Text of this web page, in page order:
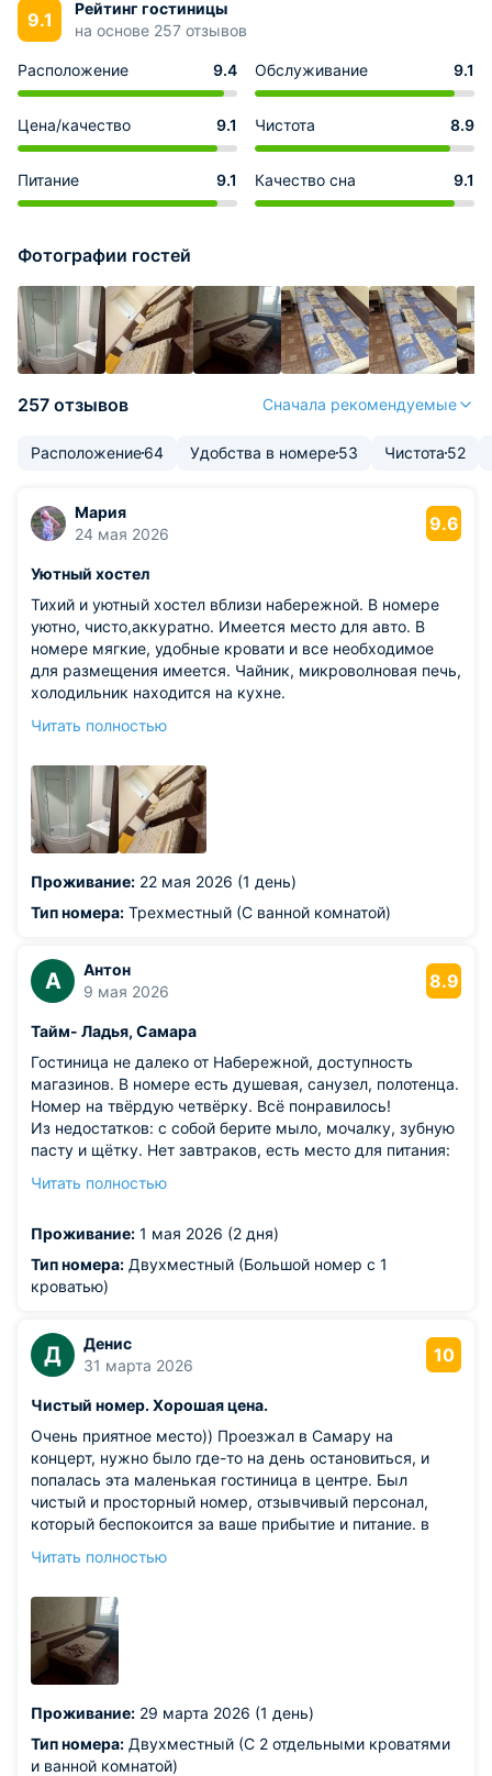
9.1
Рейтинг гостиницы
на основе 257 отзывов
Расположение 9.4 Обслуживание 9.1
Цена/качество 9.1 Чистота 8.9
Питание 9.1 Качество сна 9.1
Фотографии гостей
257 отзывов Сначала рекомендуемые
Расположение64 Удобства в номере53 Чистота 52
Мария
24 мая 2026
9.6
Уютный хостел
Тихий и уютный хостел вблизи набережной. В номере
уютно, чисто,аккуратно. Имеется место для авто. В
номере мягкие, удобные кровати и все необходимое
для размещения имеется. Чайник, микроволновая печь,
холодильник находится на кухне.
останавливаться во-многих хостелах,гостиницах, на
подлежит употреблению-куллер с водой. Не хватает и у
Вас))
Читать полностью
Проживание: 22 мая 2026 (1 день)
Тип номера: Трехместный (С ванной комнатой)
А
Антон
9 мая 2026
8.9
Тайм- Ладья, Самара
Гостиница не далеко от Набережной, доступность
магазинов. В номере есть душевая, санузел, полотенца.
Номер на твёрдую четвёрку. Всё понравилось!
Из недостатков: с собой берите мыло, мочалку, зубную
пасту и щётку. Нет завтраков, есть место для питания:
но нам он, в принципе, не нужен был, мы весь день
Читать полностью
Проживание: 1 мая 2026 (2 дня)
Тип номера: Двухместный (Большой номер с 1
кроватью)
Д
Денис
31 марта 2026
10
Чистый номер. Хорошая цена.
Очень приятное место)) Проезжал в Самару на
концерт, нужно было где-то на день остановиться, и
попалась эта маленькая гостиница в центре. Был
чистый и просторный номер, отзывчивый персонал,
который беспокоится за ваше прибытие и питание. в
гостиница прям стала ещё одной
Хорошая цена. Тихо и комфортно. Останавливаюсь там
постоянно, когда бываю в Самаре. Хорошее место.
Очень нравиться.
Из недостатков: все хорошо. Минусов для меня нет.
Читать полностью
Проживание: 29 марта 2026 (1 день)
Тип номера: Двухместный (С 2 отдельными кроватями
и ванной комнатой)